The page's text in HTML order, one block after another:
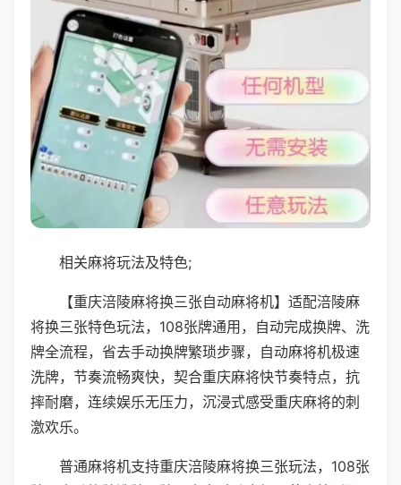
相关麻将玩法及特色;
【重庆涪陵麻将换三张自动麻将机】适配涪陵麻
将换三张特色玩法，108张牌通用，自动完成换牌、洗
牌全流程，省去手动换牌繁琐步骤，自动麻将机极速
洗牌，节奏流畅爽快，契合重庆麻将快节奏特点，抗
摔耐磨，连续娱乐无压力，沉浸式感受重庆麻将的刺
激欢乐。
普通麻将机支持重庆涪陵麻将换三张玩法，108张